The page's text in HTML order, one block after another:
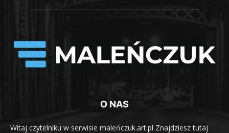
O NAS
Witaj czytelniku w serwisie maleńczuk.art.pl Znajdziesz tutaj